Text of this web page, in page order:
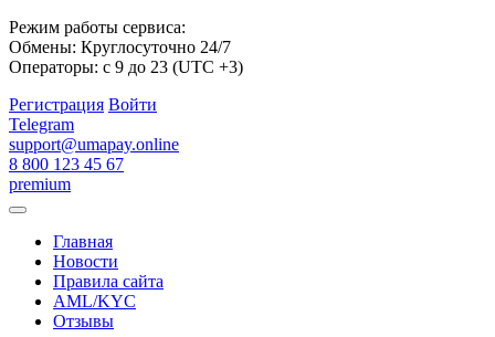
Режим работы сервиса:
Обмены: Круглосуточно 24/7
Операторы: с 9 до 23 (UTC +3)
Регистрация Войти
Telegram
support@umapay.online
8 800 123 45 67
premium
Главная
Новости
Правила сайта
AML/KYC
Отзывы